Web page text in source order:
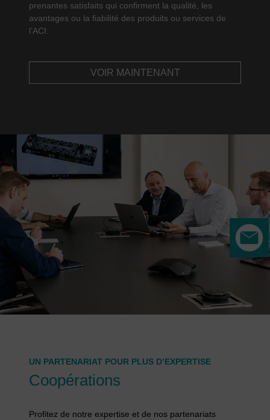
prenantes satisfaits qui confirment la qualité, les
avantages ou la fiabilité des produits ou services de
l’ACI.
VOIR MAINTENANT
UN PARTENARIAT POUR PLUS D’EXPERTISE
Coopérations
Profitez de notre expertise et de nos partenariats